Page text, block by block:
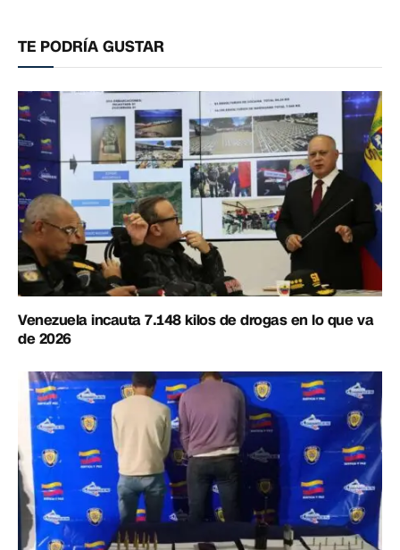
TE PODRÍA GUSTAR
Venezuela incauta 7.148 kilos de drogas en lo que va
de 2026